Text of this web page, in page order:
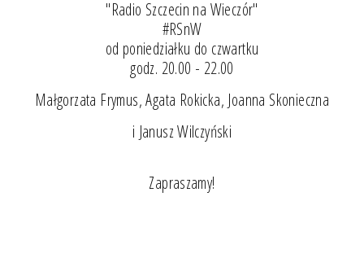
"Radio Szczecin na Wieczór"
#RSnW
od poniedziałku do czwartku
godz. 20.00 - 22.00
Małgorzata Frymus, Agata Rokicka, Joanna Skonieczna
i Janusz Wilczyński
Zapraszamy!